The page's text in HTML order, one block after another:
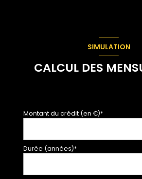
SIMULATION
CALCUL DES
Montant du crédit (en €)*
Durée (années)*